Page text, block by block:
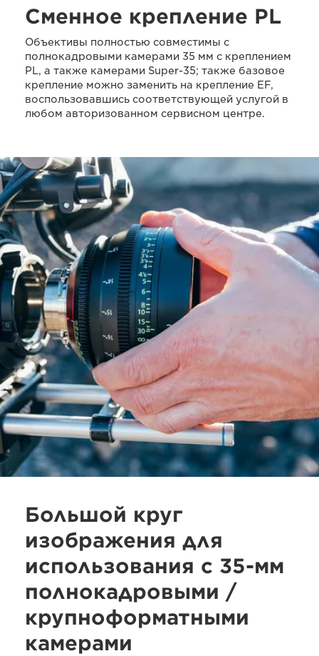
Сменное крепление PL
Объективы полностью совместимы с
полнокадровыми камерами 35 мм с креплением
PL, а также камерами Super-35; также базовое
крепление можно заменить на крепление EF,
воспользовавшись соответствующей услугой в
любом авторизованном сервисном центре.
Большой круг
изображения для
использования с 35-мм
полнокадровыми /
крупноформатными
камерами